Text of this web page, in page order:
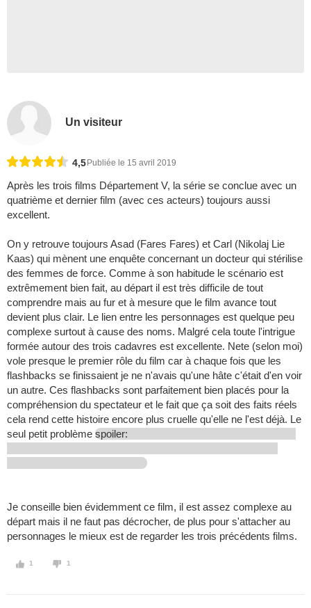
Un visiteur
4,5 Publiée le 15 avril 2019
Après les trois films Département V, la série se conclue avec un
quatrième et dernier film (avec ces acteurs) toujours aussi
excellent.
On y retrouve toujours Asad (Fares Fares) et Carl (Nikolaj Lie
Kaas) qui mènent une enquête concernant un docteur qui stérilise
des femmes de force. Comme à son habitude le scénario est
extrêmement bien fait, au départ il est très difficile de tout
comprendre mais au fur et à mesure que le film avance tout
devient plus clair. Le lien entre les personnages est quelque peu
complexe surtout à cause des noms. Malgré cela toute l'intrigue
formée autour des trois cadavres est excellente. Nete (selon moi)
vole presque le premier rôle du film car à chaque fois que les
flashbacks se finissaient je ne n'avais qu'une hâte c'était d'en voir
un autre. Ces flashbacks sont parfaitement bien placés pour la
compréhension du spectateur et le fait que ça soit des faits réels
cela rend cette histoire encore plus cruelle qu'elle ne l'est déjà. Le
seul petit problème spoiler:
Je conseille bien évidemment ce film, il est assez complexe au
départ mais il ne faut pas décrocher, de plus pour s'attacher au
personnages le mieux est de regarder les trois précédents films.
1 1